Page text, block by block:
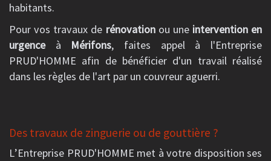
habitants.
Pour vos travaux de rénovationou une intervention en
urgenceà Mérifons, faites appel à l'Entreprise
PRUD'HOMME afin de bénéficier d'un travail réalisé
dans les règles de l'art par un couvreur aguerri.
Des travaux de zinguerie ou de gouttière ?
L’Entreprise PRUD'HOMME met à votre disposition ses